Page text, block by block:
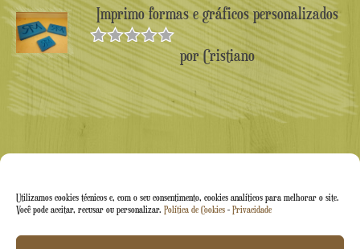
Utilizamos cookies técnicos e, com o seu consentimento, cookies analíticos para melhorar o site.
Você pode aceitar, recusar ou personalizar. Política de Cookies - Privacidade
Imprimo formas e gráficos personalizados
Avaliado
como5de
5
por Cristiano